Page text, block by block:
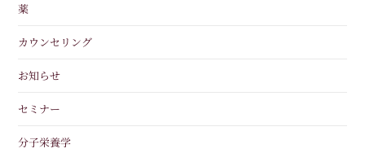
薬
カウンセリング
お知らせ
セミナー
分子栄養学